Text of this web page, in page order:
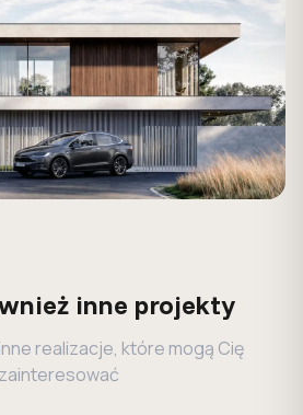
inne projekty
realizacje, które mogą Cię
zainteresować